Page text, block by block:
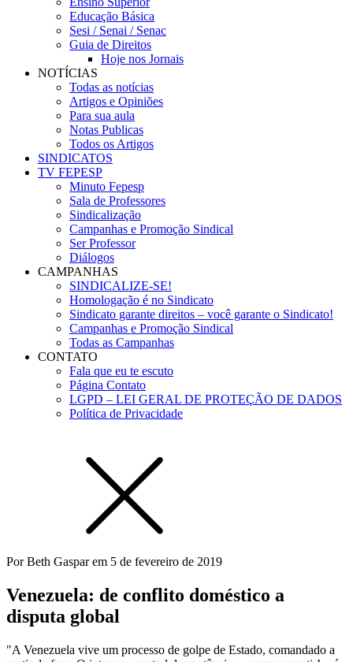
Educação Básica
Sesi / Senai / Senac
Guia de Direitos
Hoje nos Jornais
NOTÍCIAS
Todas as notícias
Artigos e Opiniões
Para sua aula
Notas Publicas
Todos os Artigos
SINDICATOS
TV FEPESP
Minuto Fepesp
Sala de Professores
Sindicalização
Campanhas e Promoção Sindical
Ser Professor
Diálogos
CAMPANHAS
SINDICALIZE-SE!
Homologação é no Sindicato
Sindicato garante direitos – você garante o Sindicato!
Campanhas e Promoção Sindical
Todas as Campanhas
CONTATO
Fala que eu te escuto
Página Contato
LGPD – LEI GERAL DE PROTEÇÃO DE DADOS
Política de Privacidade
PorBeth Gasparem 5 de fevereiro de 2019
Venezuela: de conflito doméstico a
disputa global
"A Venezuela vive um processo de golpe de Estado, comandado a